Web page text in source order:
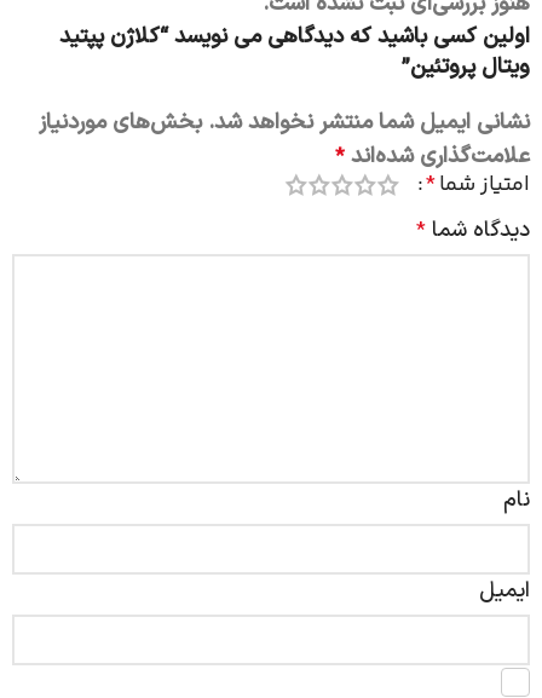
اولین کسی باشید که دیدگاهی می نویسد “کلاژن پپتید
ویتال پروتئین”
نشانی ایمیل شما منتشر نخواهد شد. بخش‌های موردنیاز
علامت‌گذاری شده‌اند *
امتیاز شما*
دیدگاه شما *
نام
ایمیل